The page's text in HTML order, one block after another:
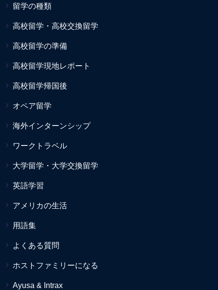
留学の種類
高校留学・高校交換留学
高校留学の準備
高校留学現地レポート
高校留学帰国後
オペア留学
海外インターンシップ
ワークトラベル
大学留学・大学交換留学
英語学習
アメリカの生活
用語集
よくある質問
ホストファミリーになる
Ayusa & Intrax